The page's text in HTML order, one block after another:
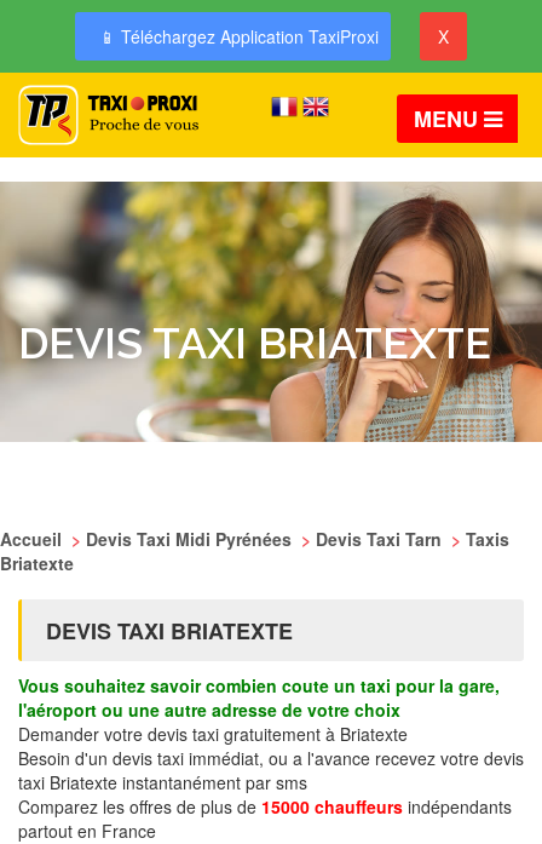
📱 Téléchargez Application TaxiProxi X
MENU
DEVIS TAXI BRIATEXTE
Accueil > Devis Taxi Midi Pyrénées > Devis Taxi Tarn > Taxis
Briatexte
DEVIS TAXI BRIATEXTE
Vous souhaitez savoir combien coute un taxi pour la gare,
l'aéroport ou une autre adresse de votre choix
Demander votre devis taxi gratuitement à Briatexte
Besoin d'un devis taxi immédiat, ou a l'avance recevez votre devis
taxi Briatexte instantanément par sms
Comparez les offres de plus de 15000 chauffeurs indépendants
partout en France